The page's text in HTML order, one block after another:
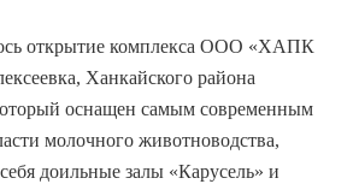
открытие комплекса ООО «ХАПК
Ханкайского района
оснащен самым современным
молочного животноводства,
доильные залы «Карусель» и